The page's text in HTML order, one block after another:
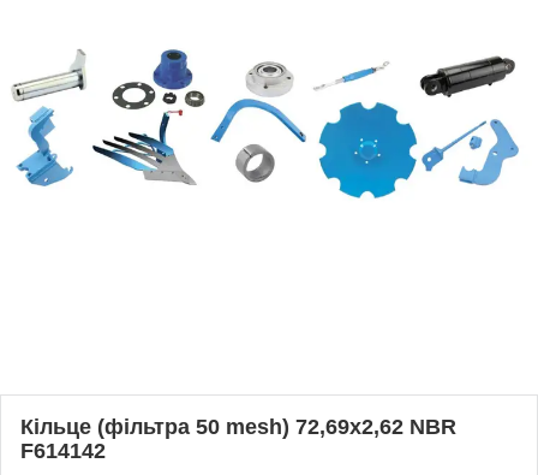
Кільце (фільтра 50 mesh) 72,69x2,62 NBR
F614142